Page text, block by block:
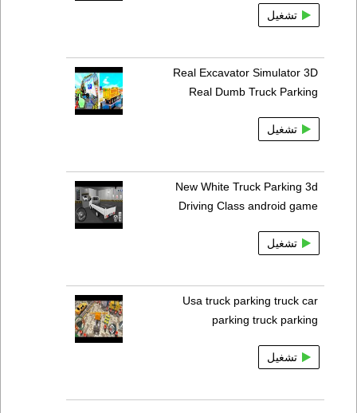
تشغيل
Real Excavator Simulator 3D
Real Dumb Truck Parking
تشغيل
New White Truck Parking 3d
Driving Class android game
تشغيل
Usa truck parking truck car
parking truck parking
تشغيل